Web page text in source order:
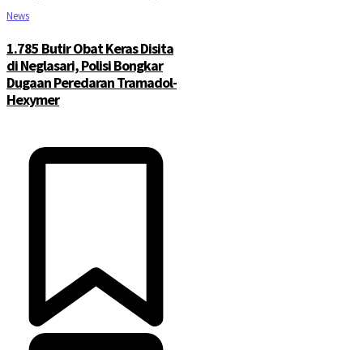
News
1.785 Butir Obat Keras Disita
di Neglasari, Polisi Bongkar
Dugaan Peredaran Tramadol-
Hexymer